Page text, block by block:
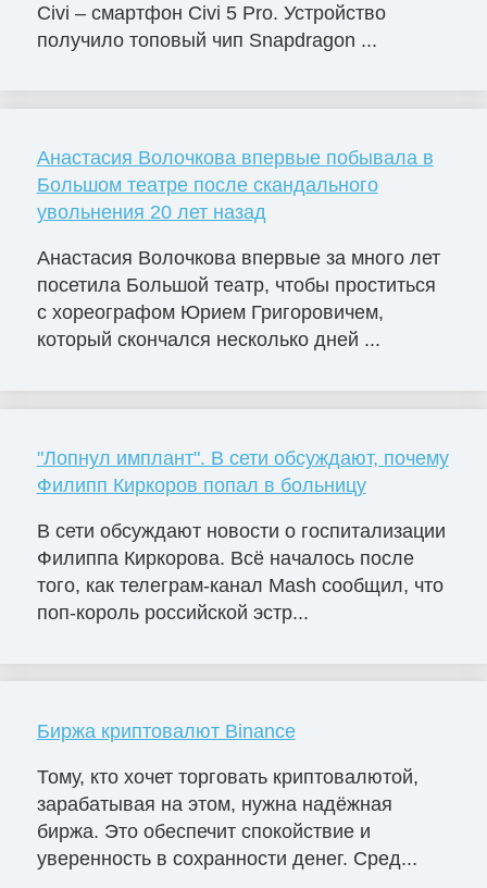
Civi – смартфон Civi 5 Pro. Устройство
получило топовый чип Snapdragon ...
Анастасия Волочкова впервые побывала в
Большом театре после скандального
увольнения 20 лет назад
Анастасия Волочкова впервые за много лет
посетила Большой театр, чтобы проститься
с хореографом Юрием Григоровичем,
который скончался несколько дней ...
"Лопнул имплант". В сети обсуждают, почему
Филипп Киркоров попал в больницу
В сети обсуждают новости о госпитализации
Филиппа Киркорова. Всё началось после
того, как телеграм-канал Mash сообщил, что
поп-король российской эстр...
Биржа криптовалют Binance
Тому, кто хочет торговать криптовалютой,
зарабатывая на этом, нужна надёжная
биржа. Это обеспечит спокойствие и
уверенность в сохранности денег. Сред...